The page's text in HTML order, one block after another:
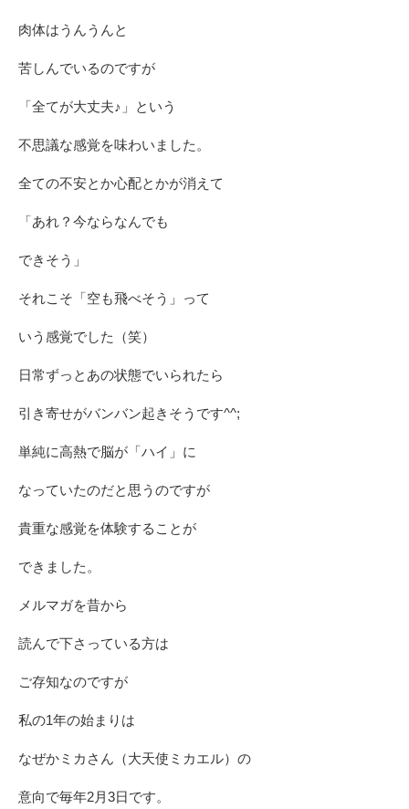
肉体はうんうんと
苦しんでいるのですが
「全てが大丈夫♪」という
不思議な感覚を味わいました。
全ての不安とか心配とかが消えて
「あれ？今ならなんでも
できそう」
それこそ「空も飛べそう」って
いう感覚でした（笑）
日常ずっとあの状態でいられたら
引き寄せがバンバン起きそうです^^;
単純に高熱で脳が「ハイ」に
なっていたのだと思うのですが
貴重な感覚を体験することが
できました。
メルマガを昔から
読んで下さっている方は
ご存知なのですが
私の1年の始まりは
なぜかミカさん（大天使ミカエル）の
意向で毎年2月3日です。